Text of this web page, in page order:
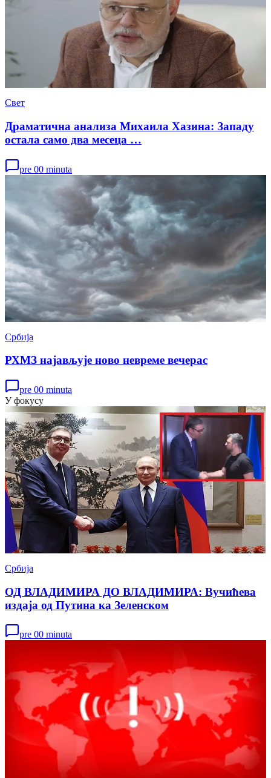
Свет
Драматична анализа Михаила Хазина: Западу
остала само два месеца …
pre 00 minuta
Србија
РХМЗ најављује ново невреме вечерас
pre 00 minuta
У фокусу
Србија
ОД ВЛАДИМИРА ДО ВЛАДИМИРА: Вучићева
издаја од Путина ка Зеленском
pre 00 minuta